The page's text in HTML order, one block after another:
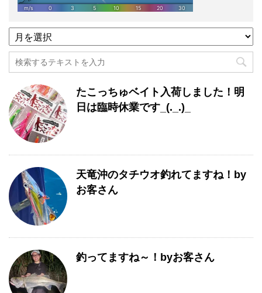
過
去
記
事
別
一
覧
たこっちゅベイト入荷しました！明
日は臨時休業です_(._.)_
天竜沖のタチウオ釣れてますね！by
お客さん
釣ってますね～！byお客さん